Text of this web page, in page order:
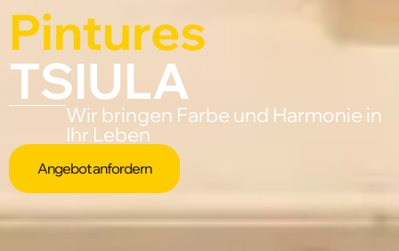
Pintures
TSIULA
Wir bringen Farbe und Harmonie in
Ihr Leben
Angebot anfordern